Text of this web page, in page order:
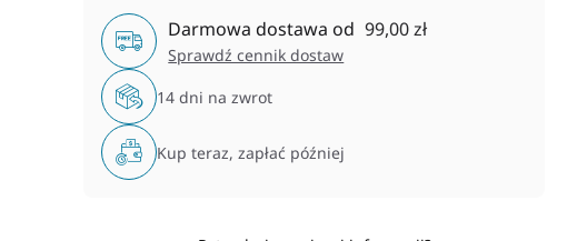
Darmowa dostawa od 99,00 zł
Sprawdź cennik dostaw
14 dni na zwrot
Kup teraz, zapłać później